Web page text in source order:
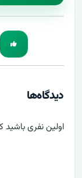
دیدگاه‌ها
اولین نفری باشید